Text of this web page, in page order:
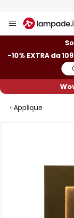
Salta
al
-10% EXTRA da
Applique